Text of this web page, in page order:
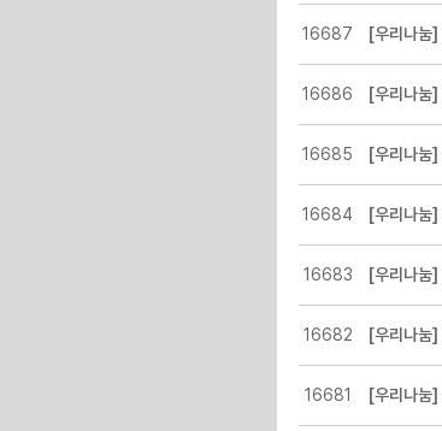
16687 [우리나눔]
16686 [우리나눔]
16685 [우리나눔]
16684 [우리나눔]
16683 [우리나눔]
16682 [우리나눔]
16681 [우리나눔]